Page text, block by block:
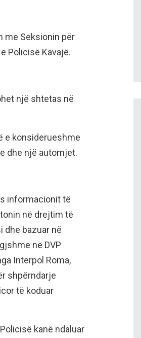
me Seksionin për
Policisë Kavajë.
një shtetas në
e konsiderueshme
dhe një automjet.
informacionit të
në drejtim të
dhe bazuar në
në DVP
Interpol Roma,
shpërndarje
të koduar
kanë ndaluar